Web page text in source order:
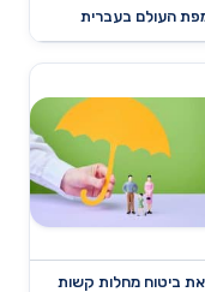
העולם בעברית
ביטוח מחלות קשות